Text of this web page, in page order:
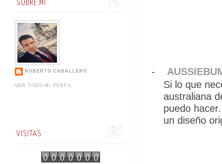
-
Si lo que
australiana
puedo
un diseño
SOBRE MI
ROBERTO CABALLERO
VER TODO MI PERFIL
VISITAS